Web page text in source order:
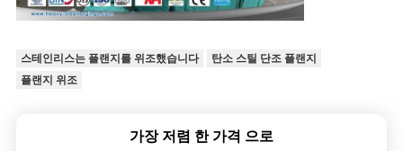
스테인리스는 플랜지를 위조했습니다
탄소 스틸 단조 플랜지
플랜지 위조
가장 저렴 한 가격 으로